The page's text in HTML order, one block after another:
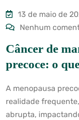
13 de maio de
Nenhum
Câncer de
precoce: o
A menopausa
realidade
abrupta,